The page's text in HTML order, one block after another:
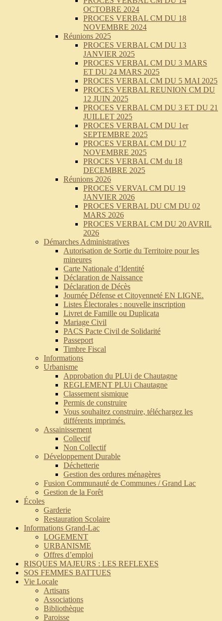
OCTOBRE 2024
PROCES VERBAL CM DU 18
NOVEMBRE 2024
Réunions 2025
PROCES VERBAL CM DU 13
JANVIER 2025
PROCES VERBAL CM DU 3 MARS
ET DU 24 MARS 2025
PROCES VERBAL CM DU 5 MAI 2025
PROCES VERBAL REUNION CM DU
12 JUIN 2025
PROCES VERBAL CM DU 3 ET DU 21
JUILLET 2025
PROCES VERBAL CM DU 1er
SEPTEMBRE 2025
PROCES VERBAL CM DU 17
NOVEMBRE 2025
PROCES VERBAL CM du 18
DECEMBRE 2025
Réunions 2026
PROCES VERVAL CM DU 19
JANVIER 2026
PROCES VERBAL DU CM DU 02
MARS 2026
PROCES VERBAL CM DU 20 AVRIL
2026
Démarches Administratives
Autorisation de Sortie du Territoire pour les
mineures
Carte Nationale d’Identité
Déclaration de Naissance
Déclaration de Décès
Journée Défense et Citoyenneté EN LIGNE.
Listes Électorales : nouvelle inscription
Livret de Famille ou Duplicata
Mariage Civil
PACS Pacte Civil de Solidarité
Passeport
Timbre Fiscal
Informations
Urbanisme
Approbation du PLUi de Chautagne
REGLEMENT PLUi Chautagne
Classement sismique
Permis de construire
Vous souhaitez construire, téléchargez les
différents imprimés.
Assainissement
Collectif
Non Collectif
Développement Durable
Déchetterie
Gestion des ordures ménagères
Fusion Communauté de Communes / Grand Lac
Gestion de la Forêt
Écoles
Garderie
Restauration Scolaire
Informations Grand-Lac
LOGEMENT
URBANISME
Offres d’emploi
RISQUES MAJEURS : LES REFLEXES
SOS FEMMES BATTUES
Vie Locale
Artisans
Associations
Bibliothèque
Paroisse